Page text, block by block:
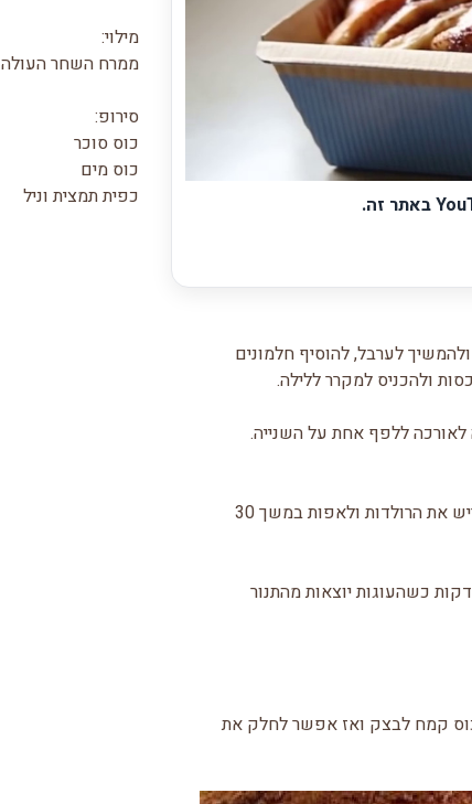
לערבל, להוסיף חלמונים
ולהכניס למקרר ללילה.
רולדה לאורכה ללפף אחת על השנייה.
3. להתפיח בסביבות 20 דקות. לחמם תנור ל 180 מעלות. לטרוף ביצה ודבש להבריש את הרולדות ולאפות במשך 30
כשהעוגות יוצאות מהתנור
קמח לבצק ואז אפשר לחלק את
מילוי:
ממרח השחר העולה
סירופ:
כוס סוכר
כוס מים
כפית תמצית וניל